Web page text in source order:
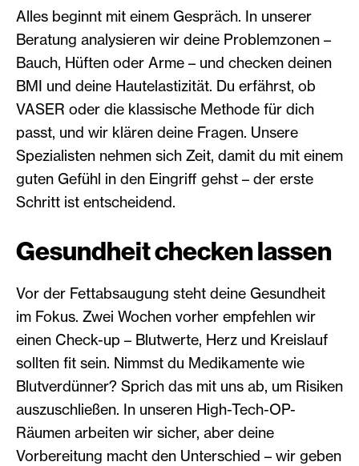
Alles beginnt mit einem Gespräch. In unserer
Beratung analysieren wir deine Problemzonen –
Bauch, Hüften oder Arme – und checken deinen
BMI und deine Hautelastizität. Du erfährst, ob
VASER oder die klassische Methode für dich
passt, und wir klären deine Fragen. Unsere
Spezialisten nehmen sich Zeit, damit du mit einem
guten Gefühl in den Eingriff gehst – der erste
Schritt ist entscheidend.
Gesundheit checken lassen
Vor der Fettabsaugung steht deine Gesundheit
im Fokus. Zwei Wochen vorher empfehlen wir
einen Check-up – Blutwerte, Herz und Kreislauf
sollten fit sein. Nimmst du Medikamente wie
Blutverdünner? Sprich das mit uns ab, um Risiken
auszuschließen. In unseren High-Tech-OP-
Räumen arbeiten wir sicher, aber deine
Vorbereitung macht den Unterschied – wir geben